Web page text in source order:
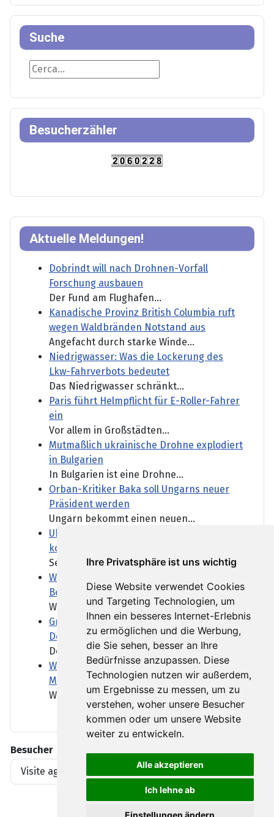
Ihre Privatsphäre ist uns wichtig
Diese Website verwendet Cookies
und Targeting Technologien, um
Ihnen ein besseres Internet-Erlebnis
zu ermöglichen und die Werbung,
die Sie sehen, besser an Ihre
Bedürfnisse anzupassen. Diese
Technologien nutzen wir außerdem,
um Ergebnisse zu messen, um zu
verstehen, woher unsere Besucher
kommen oder um unsere Website
weiter zu entwickeln.
Alle akzeptieren
Ich lehne ab
Einstellungen ändern
Aktuelle Meldungen!
Dobrindt will nach Drohnen-Vorfall
Forschung ausbauen
Der Fund am Flughafen...
Kanadische Provinz British Columbia ruft
wegen Waldbränden Notstand aus
Angefacht durch starke Winde...
Niedrigwasser: Was die Lockerung des
Lkw-Fahrverbots bedeutet
Das Niedrigwasser schränkt...
Paris führt Helmpflicht für E-Roller-Fahrer
ein
Vor allem in Großstädten...
Mutmaßlich ukrainische Drohne explodiert
in Bulgarien
In Bulgarien ist eine Drohne...
Orban-Kritiker Baka soll Ungarns neuer
Präsident werden
Ungarn bekommt einen neuen...
Ukraine und Serbien wollen stärker
kooperieren - trotz Belgrads Kreml-Nähe
Serbien pflegt enge...
Wenn über Wasser verhandelt wird - das
Beispiel Ungarn und Slowakei
Wer bekommt wie viel Wasser?...
Großer Zulauf auch bei kleineren CSD-
Demos
Deutlich mehr Menschen als...
Was das Bankensterben für Kunden und
Mittelstand heißt
Wenn die Hausbank schließt,...
Suche
Suche
Besucherzähler
Besucher
Visite agli articoli